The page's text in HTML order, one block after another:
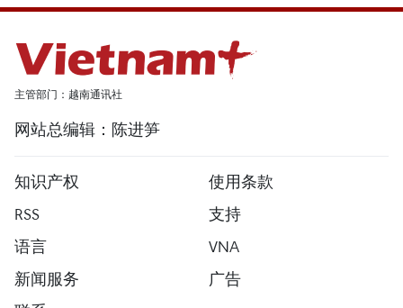
主管部门：越南通讯社
网站总编辑：陈进笋
知识产权
使用条款
RSS
支持
语言
VNA
新闻服务
广告